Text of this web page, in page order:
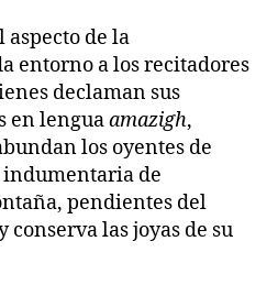
aspecto de la
entorno a los recitadores
declaman sus
en lenguaamazigh,
los oyentes de
indumentaria de
pendientes del
conserva las joyas de su